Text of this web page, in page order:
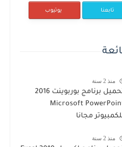
تابعنا يوتيوب
منذ 2 سنة
تحميل برنامج بوربوينت 2016
Microsoft
مجانا
منذ 2 سنة